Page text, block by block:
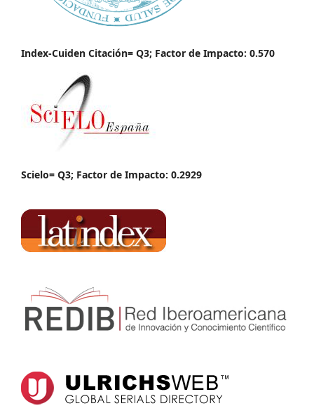
Index-Cuiden Citación= Q3; Factor de Impacto: 0.570
Scielo= Q3; Factor de Impacto: 0.2929